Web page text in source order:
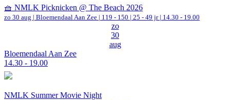
🧺 NMLK Picknicken @ The Beach 2026
zo 30 aug | Bloemendaal Aan Zee | 119 - 150 | 25 - 49 jr | 14.30 - 19.00
zo
30
aug
Bloemendaal Aan Zee
14.30 - 19.00
NMLK Summer Movie Night